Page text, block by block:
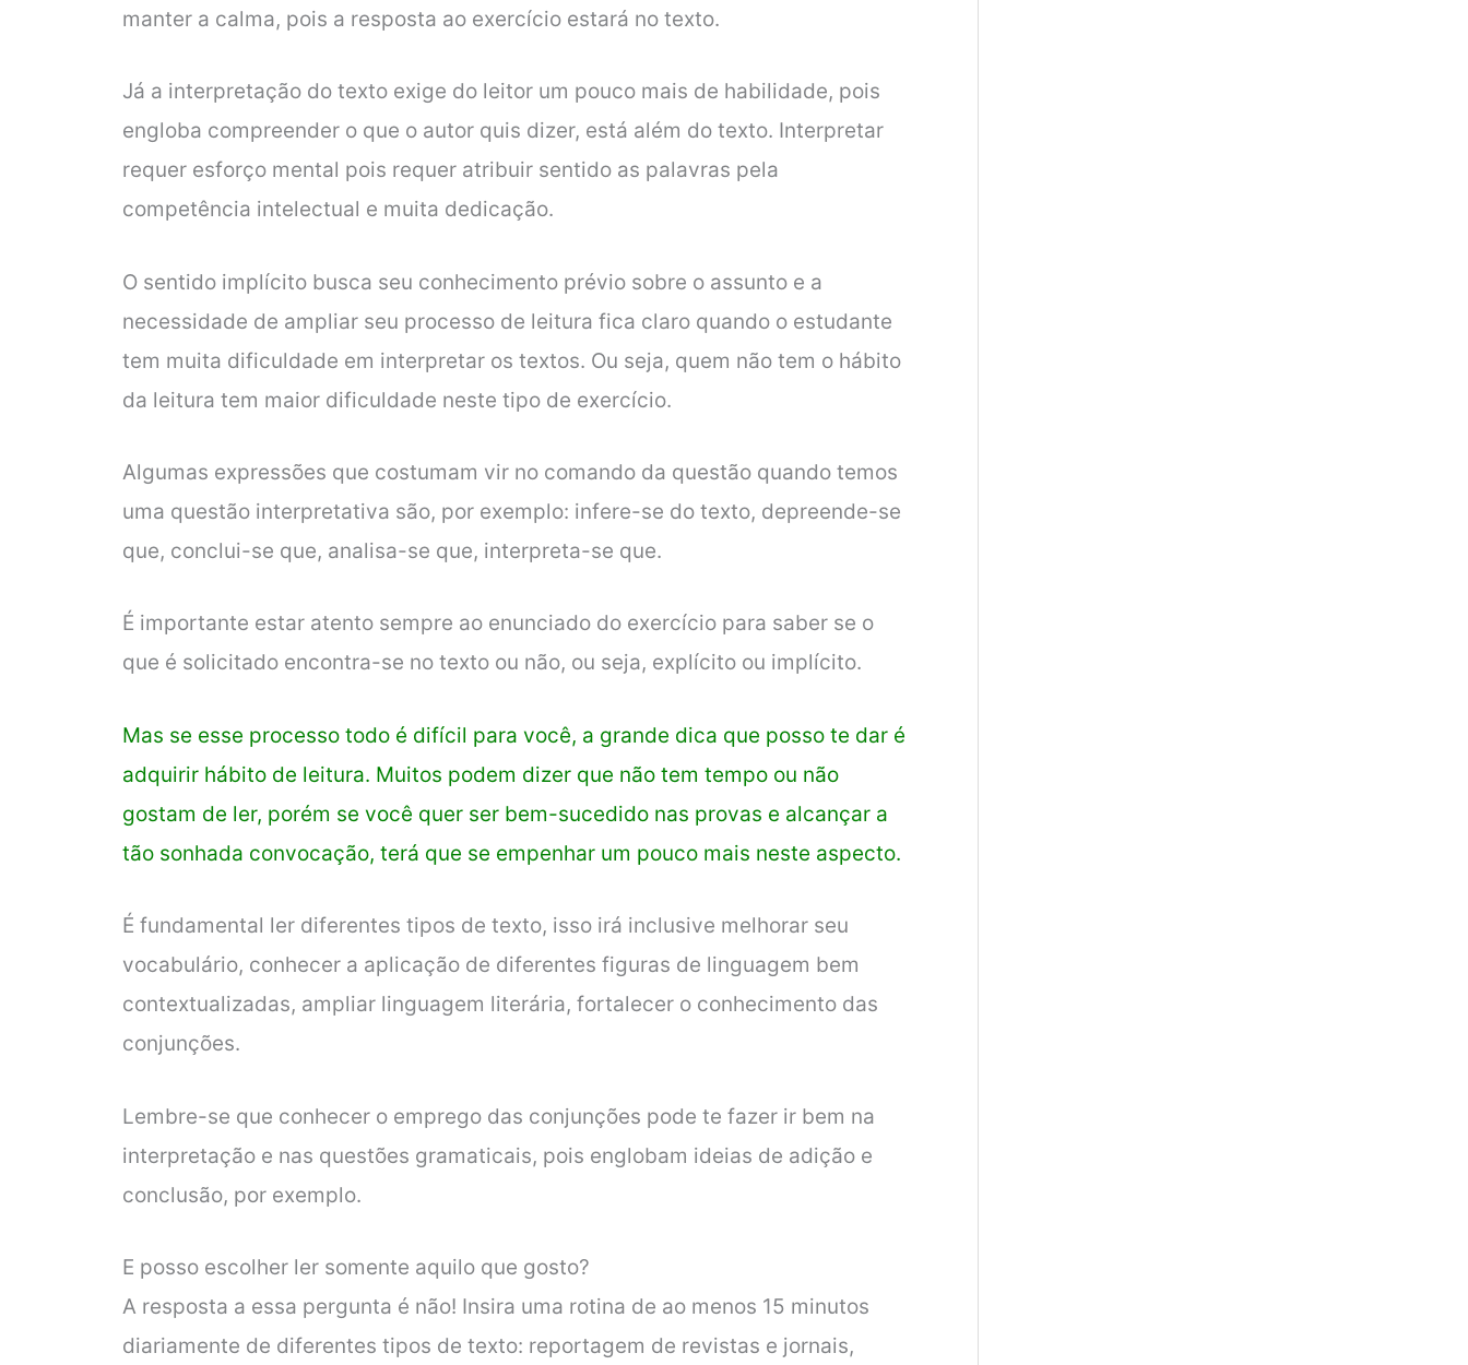
manter a calma, pois a resposta ao exercício estará no texto.
Já a interpretação do texto exige do leitor um pouco mais de habilidade, pois
engloba compreender o que o autor quis dizer, está além do texto. Interpretar
requer esforço mental pois requer atribuir sentido as palavras pela
competência intelectual e muita dedicação.
O sentido implícito busca seu conhecimento prévio sobre o assunto e a
necessidade de ampliar seu processo de leitura fica claro quando o estudante
tem muita dificuldade em interpretar os textos. Ou seja, quem não tem o hábito
da leitura tem maior dificuldade neste tipo de exercício.
Algumas expressões que costumam vir no comando da questão quando temos
uma questão interpretativa são, por exemplo: infere-se do texto, depreende-se
que, conclui-se que, analisa-se que, interpreta-se que.
É importante estar atento sempre ao enunciado do exercício para saber se o
que é solicitado encontra-se no texto ou não, ou seja, explícito ou implícito.
Mas se esse processo todo é difícil para você, a grande dica que posso te dar é
adquirir hábito de leitura. Muitos podem dizer que não tem tempo ou não
gostam de ler, porém se você quer ser bem-sucedido nas provas e alcançar a
tão sonhada convocação, terá que se empenhar um pouco mais neste aspecto.
É fundamental ler diferentes tipos de texto, isso irá inclusive melhorar seu
vocabulário, conhecer a aplicação de diferentes figuras de linguagem bem
contextualizadas, ampliar linguagem literária, fortalecer o conhecimento das
conjunções.
Lembre-se que conhecer o emprego das conjunções pode te fazer ir bem na
interpretação e nas questões gramaticais, pois englobam ideias de adição e
conclusão, por exemplo.
E posso escolher ler somente aquilo que gosto?
A resposta a essa pergunta é não! Insira uma rotina de ao menos 15 minutos
diariamente de diferentes tipos de texto: reportagem de revistas e jornais,